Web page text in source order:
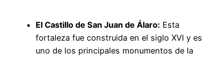
El Castillo de San Juan de Álaro: Esta
fortaleza fue construida en el siglo XVI y es
uno de los principales monumentos de la